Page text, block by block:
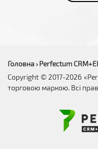
Головна › Perfectum
Copyright © 2017-2026
торговою маркою. Всі